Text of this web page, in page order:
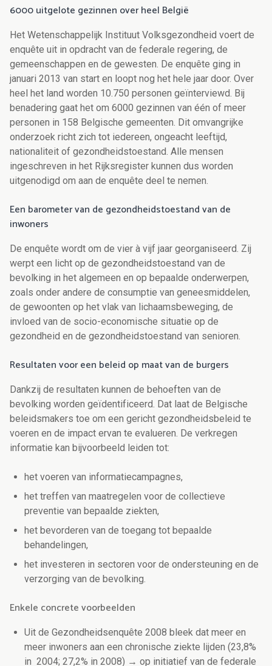
6000 uitgelote gezinnen over heel België
Het Wetenschappelijk Instituut Volksgezondheid voert de
enquête uit in opdracht van de federale regering, de
gemeenschappen en de gewesten. De enquête ging in
januari 2013 van start en loopt nog het hele jaar door. Over
heel het land worden 10.750 personen geïnterviewd. Bij
benadering gaat het om 6000 gezinnen van één of meer
personen in 158 Belgische gemeenten. Dit omvangrijke
onderzoek richt zich tot iedereen, ongeacht leeftijd,
nationaliteit of gezondheidstoestand. Alle mensen
ingeschreven in het Rijksregister kunnen dus worden
uitgenodigd om aan de enquête deel te nemen.
Een barometer van de gezondheidstoestand van de
inwoners
De enquête wordt om de vier à vijf jaar georganiseerd. Zij
werpt een licht op de gezondheidstoestand van de
bevolking in het algemeen en op bepaalde onderwerpen,
zoals onder andere de consumptie van geneesmiddelen,
de gewoonten op het vlak van lichaamsbeweging, de
invloed van de socio-economische situatie op de
gezondheid en de gezondheidstoestand van senioren.
Resultaten voor een beleid op maat van de burgers
Dankzij de resultaten kunnen de behoeften van de
bevolking worden geïdentificeerd. Dat laat de Belgische
beleidsmakers toe om een gericht gezondheidsbeleid te
voeren en de impact ervan te evalueren. De verkregen
informatie kan bijvoorbeeld leiden tot:
het voeren van informatiecampagnes,
het treffen van maatregelen voor de collectieve
preventie van bepaalde ziekten,
het bevorderen van de toegang tot bepaalde
behandelingen,
het investeren in sectoren voor de ondersteuning en de
verzorging van de bevolking.
Enkele concrete voorbeelden
Uit de Gezondheidsenquête 2008 bleek dat meer en
meer inwoners aan een chronische ziekte lijden (23,8%
in 2004; 27,2% in 2008) → op initiatief van de federale